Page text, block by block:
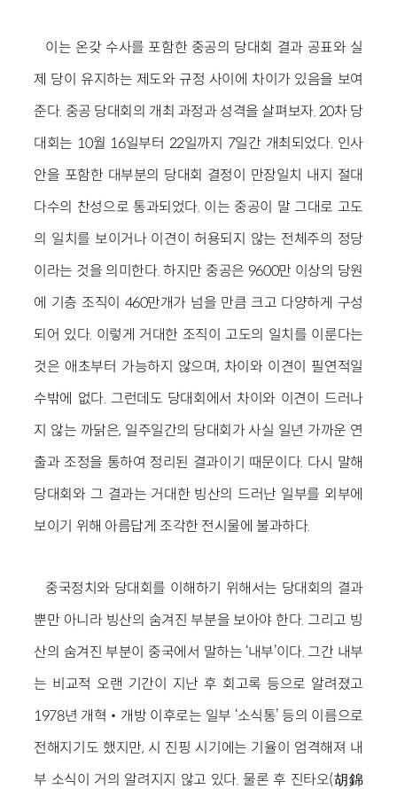
이는 온갖 수사를 포함한 중공의 당대회 결과 공표와 실
제 당이 유지하는 제도와 규정 사이에 차이가 있음을 보여
준다. 중공 당대회의 개최 과정과 성격을 살펴보자. 20차 당
대회는 10월 16일부터 22일까지 7일간 개최되었다. 인사
안을 포함한 대부분의 당대회 결정이 만장일치 내지 절대
다수의 찬성으로 통과되었다. 이는 중공이 말 그대로 고도
의 일치를 보이거나 이견이 허용되지 않는 전체주의 정당
이라는 것을 의미한다. 하지만 중공은 9600만 이상의 당원
에 기층 조직이 460만개가 넘을 만큼 크고 다양하게 구성
되어 있다. 이렇게 거대한 조직이 고도의 일치를 이룬다는
것은 애초부터 가능하지 않으며, 차이와 이견이 필연적일
수밖에 없다. 그런데도 당대회에서 차이와 이견이 드러나
지 않는 까닭은, 일주일간의 당대회가 사실 일년 가까운 연
출과 조정을 통하여 정리된 결과이기 때문이다. 다시 말해
당대회와 그 결과는 거대한 빙산의 드러난 일부를 외부에
보이기 위해 아름답게 조각한 전시물에 불과하다.
중국정치와 당대회를 이해하기 위해서는 당대회의 결과
뿐만 아니라 빙산의 숨겨진 부분을 보아야 한다. 그리고 빙
산의 숨겨진 부분이 중국에서 말하는 ‘내부’이다. 그간 내부
는 비교적 오랜 기간이 지난 후 회고록 등으로 알려졌고
1978년 개혁‧개방 이후로는 일부 ‘소식통’ 등의 이름으로
전해지기도 했지만, 시 진핑 시기에는 기율이 엄격해져 내
부 소식이 거의 알려지지 않고 있다. 물론 후 진타오(胡錦